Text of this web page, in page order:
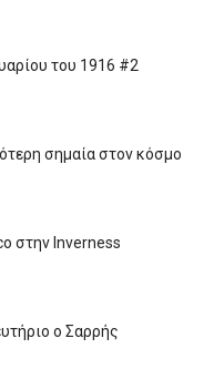
του 1916 #2
σημαία στον κόσμο
στην Inverness
ο Σαρρής